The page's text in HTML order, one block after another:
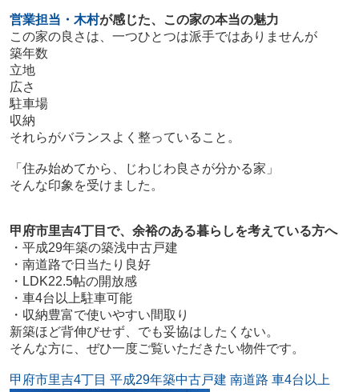
営業担当・木村が感じた、この家の本当の魅力
この家の良さは、一つひとつは派手ではありませんが
築年数
立地
広さ
駐車場
収納
それらがバランスよく整っていること。
「住み始めてから、じわじわ良さが分かる家」
そんな印象を受けました。
甲府市里吉4丁目で、余裕のある暮らしを考えている方へ
・平成29年築の築浅中古戸建
・南道路で日当たり良好
・LDK22.5帖の開放感
・車4台以上駐車可能
・収納豊富で使いやすい間取り
新築ほど背伸びせず、でも妥協はしたくない。
そんな方に、ぜひ一度ご覧いただきたい物件です。
甲府市里吉4丁目 平成29年築中古戸建 南道路 車4台以上